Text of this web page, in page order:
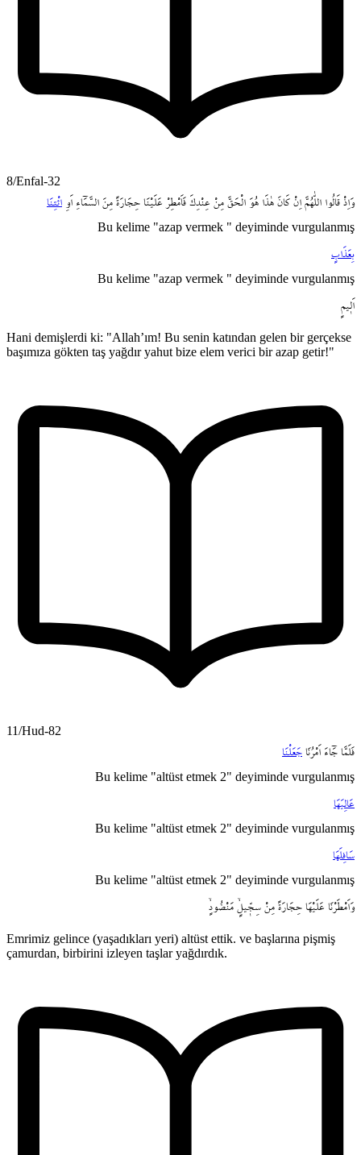
8/Enfal-32
وَاِذْ قَالُوا اللّٰهُمَّ اِنْ كَانَ هٰذَا هُوَ الْحَقَّ مِنْ عِنْدِكَ فَاَمْطِرْ عَلَيْنَا حِجَارَةً مِنَ السَّمَٓاءِ اَوِ ائْتِنَا
Bu kelime "azap vermek " deyiminde vurgulanmış
بِعَذَابٍ
Bu kelime "azap vermek " deyiminde vurgulanmış
اَل۪يمٍ
Hani demişlerdi ki: "Allah’ım! Bu senin katından gelen bir gerçekse
başımıza gökten taş yağdır yahut bize elem verici bir azap getir!"
11/Hud-82
فَلَمَّا جَٓاءَ اَمْرُنَا جَعَلْنَا
Bu kelime "altüst etmek 2" deyiminde vurgulanmış
عَالِيَهَا
Bu kelime "altüst etmek 2" deyiminde vurgulanmış
سَافِلَهَا
Bu kelime "altüst etmek 2" deyiminde vurgulanmış
وَاَمْطَرْنَا عَلَيْهَا حِجَارَةً مِنْ سِجّ۪يلٍۙ مَنْضُودٍۙ
Emrimiz gelince (yaşadıkları yeri) altüst ettik. ve başlarına pişmiş
çamurdan, birbirini izleyen taşlar yağdırdık.